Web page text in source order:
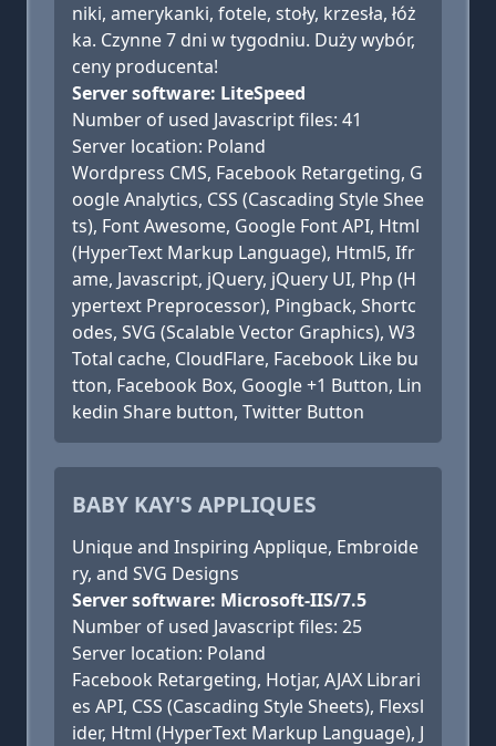
niki, amerykanki, fotele, stoły, krzesła, łóż
ka. Czynne 7 dni w tygodniu. Duży wybór,
ceny producenta!
Server software: LiteSpeed
Number of used Javascript files: 41
Server location: Poland
Wordpress CMS, Facebook Retargeting, G
oogle Analytics, CSS (Cascading Style Shee
ts), Font Awesome, Google Font API, Html
(HyperText Markup Language), Html5, Ifr
ame, Javascript, jQuery, jQuery UI, Php (H
ypertext Preprocessor), Pingback, Shortc
odes, SVG (Scalable Vector Graphics), W3
Total cache, CloudFlare, Facebook Like bu
tton, Facebook Box, Google +1 Button, Lin
kedin Share button, Twitter Button
BABY KAY'S APPLIQUES
Unique and Inspiring Applique, Embroide
ry, and SVG Designs
Server software: Microsoft-IIS/7.5
Number of used Javascript files: 25
Server location: Poland
Facebook Retargeting, Hotjar, AJAX Librari
es API, CSS (Cascading Style Sheets), Flexsl
ider, Html (HyperText Markup Language), J